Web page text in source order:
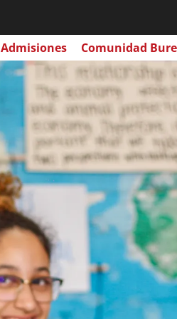
Admisiones Comunidad